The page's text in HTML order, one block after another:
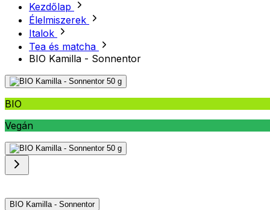
Kezdőlap
Élelmiszerek
Italok
Tea és matcha
BIO Kamilla - Sonnentor
BIO
Vegán
BIO Kamilla - Sonnentor